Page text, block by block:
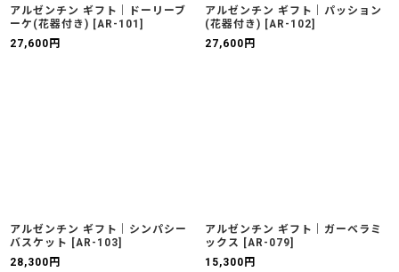
アルゼンチン ギフト｜ドーリーブ
ーケ(花器付き) [AR-101 ]
27,600 円
アルゼンチン ギフト｜パッション
(花器付き) [AR-102]
27,600 円
アルゼンチン ギフト｜シンパシー
バスケット
[AR-103]
28,300 円
アルゼンチン ギフト｜ガーベラミ
ックス
[AR-079]
15,300 円